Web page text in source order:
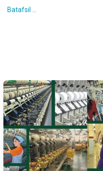
Batafsil ...